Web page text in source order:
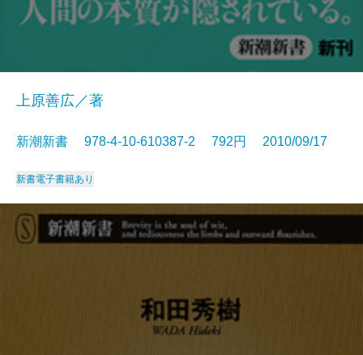
上原善広／著
新潮新書 978-4-10-610387-2 792円 2010/09/17
新書電子書籍あり